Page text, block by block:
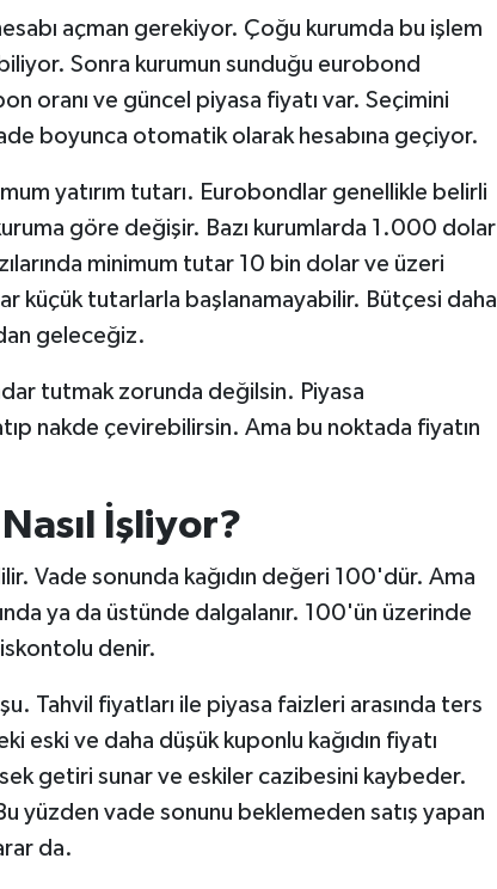
açman gerekiyor. Çoğu kurumda bu işlem
Sonra kurumun sunduğu eurobond
oranı ve güncel piyasa fiyatı var. Seçimini
boyunca otomatik olarak hesabına geçiyor.
yatırım tutarı. Eurobondlar genellikle belirli
göre değişir. Bazı kurumlarda 1.000 dolar
minimum tutar 10 bin dolar ve üzeri
küçük tutarlarla başlanamayabilir. Bütçesi daha
geleceğiz.
tutmak zorunda değilsin. Piyasa
nakde çevirebilirsin. Ama bu noktada fiyatın
İşliyor?
Vade sonunda kağıdın değeri 100'dür. Ama
ya da üstünde dalgalanır. 100'ün üzerinde
denir.
Tahvil fiyatları ile piyasa faizleri arasında ters
eski ve daha düşük kuponlu kağıdın fiyatı
getiri sunar ve eskiler cazibesini kaybeder.
yüzden vade sonunu beklemeden satış yapan
da.